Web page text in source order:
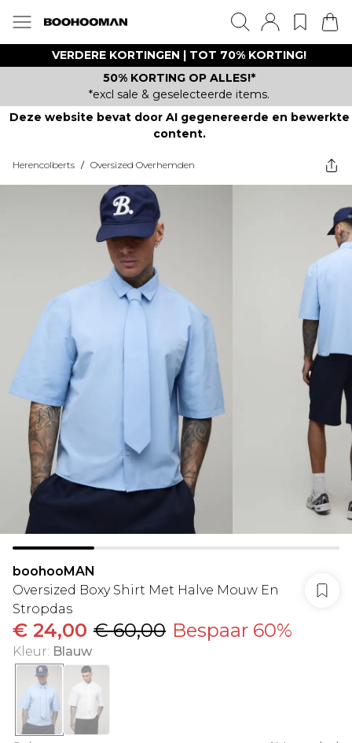
VERDERE KORTINGEN | TOT 70% KORTING!
50% KORTING OP ALLES!*
*excl sale & geselecteerde items.
Deze website bevat door AI gegenereerde en bewerkte
content.
Herencolberts / Oversized Overhemden
boohooMAN
Oversized Boxy Shirt Met Halve Mouw En
Stropdas
€ 24,00 € 60,00 Bespaar 60%
Kleur: Blauw